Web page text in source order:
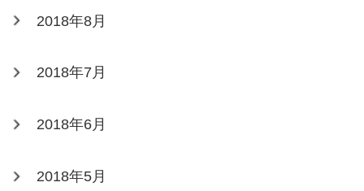
2018年8月
2018年7月
2018年6月
2018年5月